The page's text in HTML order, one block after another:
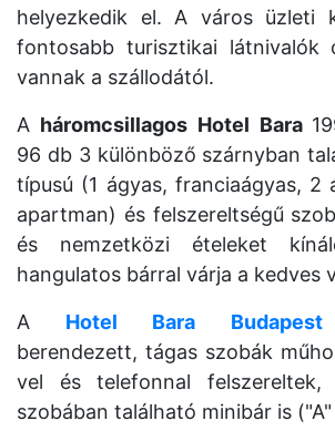
helyezkedik el. A város üzleti
fontosabb turisztikai látnivalók
vannak a szállodától.
A háromcsillagos Hotel Bara
96 db 3 különböző szárnyban
típusú (1 ágyas, franciaágyas, 2
apartman) és felszereltségű
és nemzetközi ételeket
hangulatos bárral várja a kedves
A Hotel Bara Budapest
berendezett, tágas szobák
vel és telefonnal
szobában található minibár is